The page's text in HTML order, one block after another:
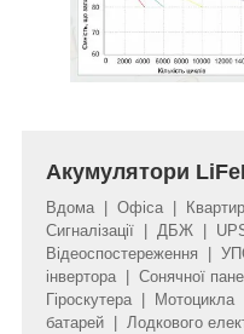
Акумулятори
Вдома | Офіса |
Сигналізації | ДБЖ |
Відеоспостереження |
інвертора | Сонячної
Гіроскутера |
батарей | Лодкового